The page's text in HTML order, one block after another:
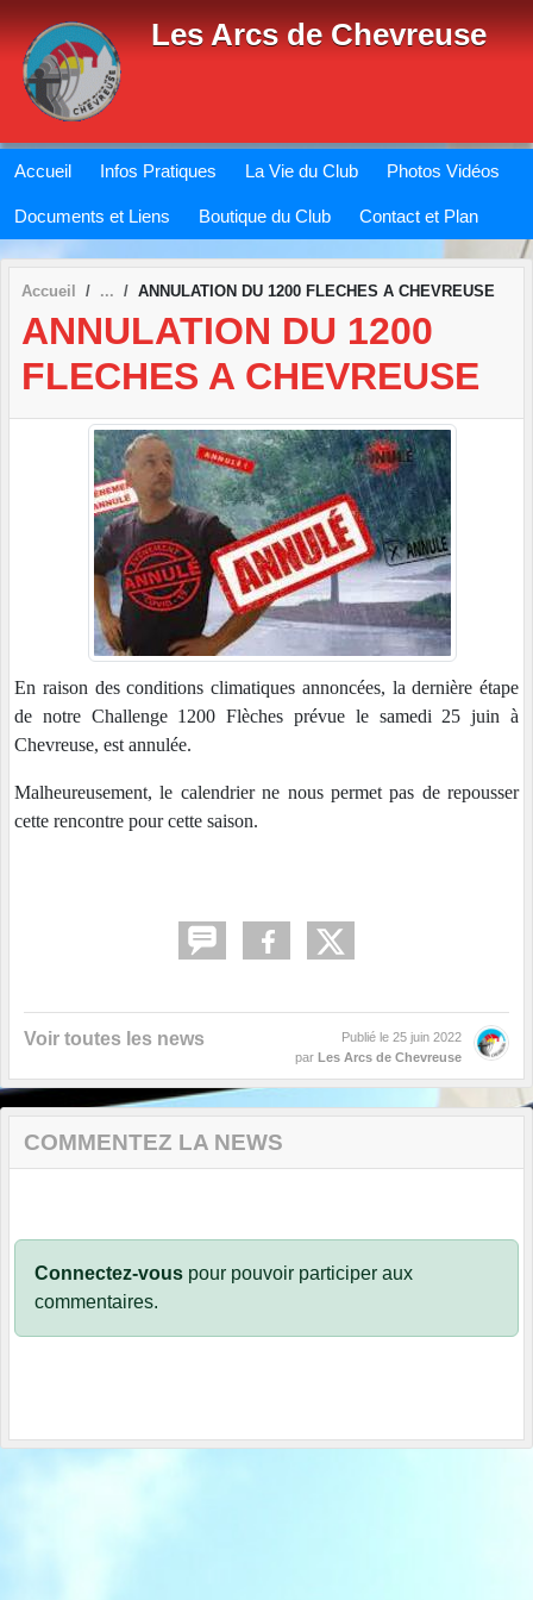
Les Arcs de Chevreuse
Accueil Infos Pratiques La Vie du Club Photos Vidéos
Documents et Liens Boutique du Club Contact et Plan
Accueil ANNULATION DU 1200 FLECHES A CHEVREUSE
ANNULATION DU 1200
FLECHES A CHEVREUSE
En raison des conditions climatiques annoncées, la dernière étape
de notre Challenge 1200 Flèches prévue le samedi 25 juin à
Chevreuse, est annulée.
Malheureusement, le calendrier ne nous permet pas de repousser
cette rencontre pour cette saison.
Voir toutes les news Publié le 25 juin 2022
par Les Arcs de Chevreuse
COMMENTEZ LA NEWS
Connectez-vous pour pouvoir participer aux
commentaires.